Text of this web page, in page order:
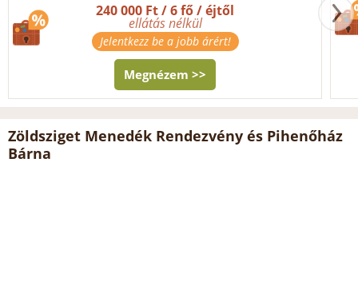
240 000 Ft / 6 fő / éjtől
ellátás nélkül
Jelentkezz be a jobb árért!
Megnézem >>
Zöldsziget Menedék Rendezvény és Pihenőház
Bárna